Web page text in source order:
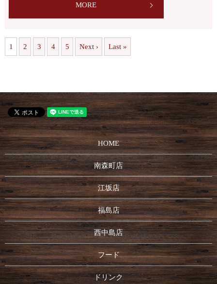
MORE
1 2 3 4 5 Next › Last »
HOME
南森町店
江坂店
福島店
西中島店
フード
ドリンク